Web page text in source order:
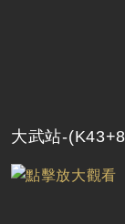
大武站-